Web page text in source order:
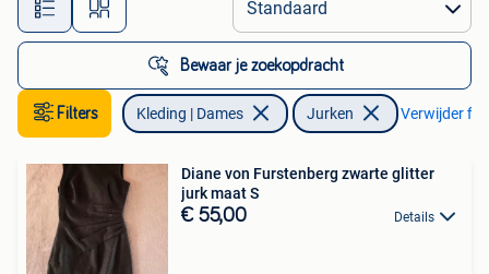
Bewaar je zoekopdracht
Filters Kleding | Dames Jurken Verwijder
Diane von Furstenberg zwarte glitter
jurk maat S
€ 55,00 Details